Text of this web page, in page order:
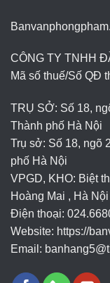
CÔNG TY TNHH
Mã số thuế/Số QĐ
TRỤ SỞ: Số 18,
Thành phố Hà Nội
Trụ sở: Số 18, ngõ
phố Hà Nội
VPGD, KHO: Biệt
Hoàng Mai , Hà Nội
Điện thoại:
Website: https://
Email: